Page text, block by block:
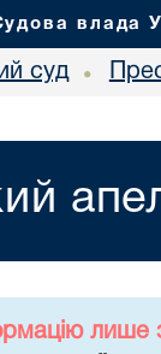
влада
суд •
лише